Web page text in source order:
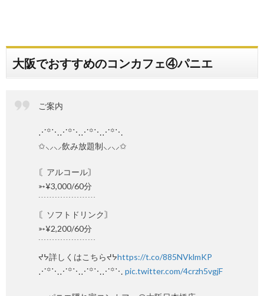
大阪でおすすめのコンカフェ④パニエ
ご案内
⋰꙳⋱⋰꙳⋱⋰꙳⋱⋰꙳⋱
✩⸜⸝⸜⸝飲み放題制⸜⸝⸜⸝✩
〘アルコール〙
➳¥3,000/60分
﹉﹉﹉﹉﹉﹉﹉
〘ソフトドリンク〙
➳¥2,200/60分
﹉﹉﹉﹉﹉﹉﹉
ᔪᔭ詳しくはこちらᔪᔭhttps://t.co/885NVklmKP
⋰꙳⋱⋰꙳⋱⋰꙳⋱⋰꙳⋱ pic.twitter.com/4crzh5vgjF